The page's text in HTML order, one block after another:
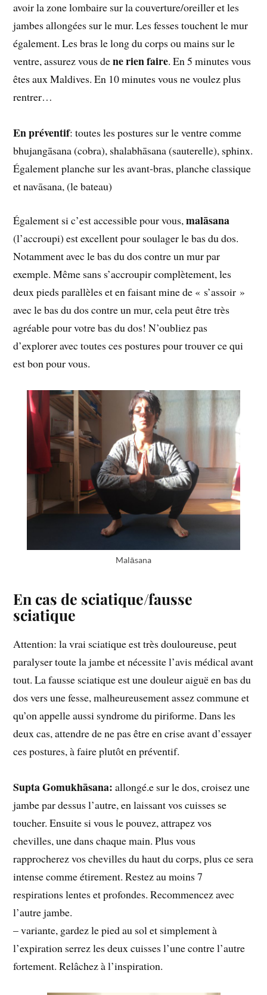
avoir la zone lombaire sur la couverture/oreiller et les
jambes allongées sur le mur. Les fesses touchent le mur
également. Les bras le long du corps ou mains sur le
ventre, assurez vous dene rien faire. En 5 minutes vous
êtes aux Maldives. En 10 minutes vous ne voulez plus
rentrer…
En préventif: toutes les postures sur le ventre comme
bhujangāsana (cobra), shalabhāsana (sauterelle), sphinx.
Également planche sur les avant-bras, planche classique
et navāsana, (le bateau)
Également si c’est accessible pour vous,malāsana
(l’accroupi) est excellent pour soulager le bas du dos.
Notamment avec le bas du dos contre un mur par
exemple. Même sans s’accroupir complètement, les
deux pieds parallèles et en faisant mine de « s’assoir »
avec le bas du dos contre un mur, cela peut être très
agréable pour votre bas du dos! N’oubliez pas
d’explorer avec toutes ces postures pour trouver ce qui
est bon pour vous.
Malāsana
En cas de sciatique/fausse
sciatique
Attention: la vrai sciatique est très douloureuse, peut
paralyser toute la jambe et nécessite l’avis médical avant
tout. La fausse sciatique est une douleur aiguë en bas du
dos vers une fesse, malheureusement assez commune et
qu’on appelle aussi syndrome du piriforme. Dans les
deux cas, attendre de ne pas être en crise avant d’essayer
ces postures, à faire plutôt en préventif.
Supta Gomukhāsana: allongé.e sur le dos, croisez une
jambe par dessus l’autre, en laissant vos cuisses se
toucher. Ensuite si vous le pouvez, attrapez vos
chevilles, une dans chaque main. Plus vous
rapprocherez vos chevilles du haut du corps, plus ce sera
intense comme étirement. Restez au moins 7
respirations lentes et profondes. Recommencez avec
l’autre jambe.
– variante, gardez le pied au sol et simplement à
l’expiration serrez les deux cuisses l’une contre l’autre
fortement. Relâchez à l’inspiration.